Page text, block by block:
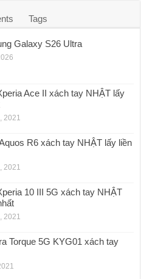
Tags
Galaxy S26 Ultra
Ace II xách tay NHẬT lấy
2021
R6 xách tay NHẬT lấy liền
2021
10 III 5G xách tay NHẬT
2021
Torque 5G KYG01 xách tay